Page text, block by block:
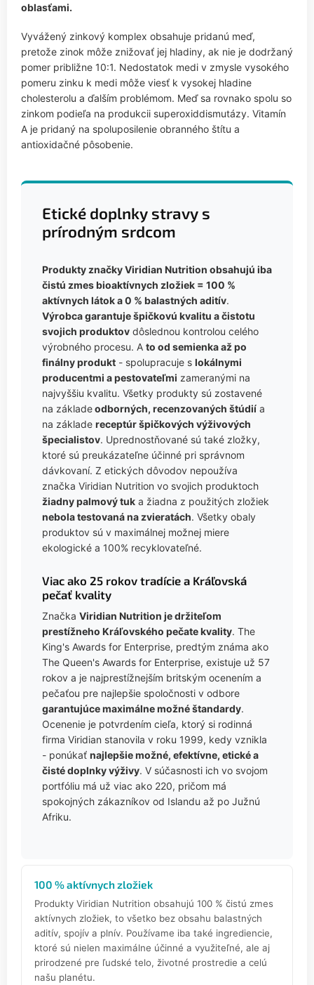
oblasťami.
Vyvážený zinkový komplex obsahuje pridanú meď,
pretože zinok môže znižovať jej hladiny, ak nie je dodržaný
pomer približne 10:1. Nedostatok medi v zmysle vysokého
pomeru zinku k medi môže viesť k vysokej hladine
cholesterolu a ďalším problémom. Meď sa rovnako spolu so
zinkom podieľa na produkcii superoxiddismutázy. Vitamín
A je pridaný na spoluposilenie obranného štítu a
antioxidačné pôsobenie.
Etické doplnky stravy s
prírodným srdcom
Produkty značky Viridian Nutrition obsahujú iba
čistú zmes bioaktívnych zložiek = 100 %
aktívnych látok a 0 % balastných aditív.
Výrobca garantuje špičkovú kvalitu a čistotu
svojich produktov dôslednou kontrolou celého
výrobného procesu. A to od semienka až po
finálny produkt - spolupracuje s lokálnymi
producentmi a pestovateľmi zameranými na
najvyššiu kvalitu. Všetky produkty sú zostavené
na základeodborných, recenzovaných štúdií a
na základe receptúr špičkových výživových
špecialistov. Uprednostňované sú také zložky,
ktoré sú preukázateľne účinné pri správnom
dávkovaní. Z etických dôvodov nepoužíva
značka Viridian Nutrition vo svojich produktoch
žiadny palmový tuk a žiadna z použitých zložiek
nebola testovaná na zvieratách. Všetky obaly
produktov sú v maximálnej možnej miere
ekologické a 100% recyklovateľné.
Viac ako 25 rokov tradície a Kráľovská
pečať kvality
Značka Viridian Nutrition je držiteľom
prestížneho Kráľovského pečate kvality. The
King's Awards for Enterprise, predtým známa ako
The Queen's Awards for Enterprise, existuje už 57
rokov a je najprestížnejším britským ocenením a
pečaťou pre najlepšie spoločnosti v odbore
garantujúce maximálne možné štandardy.
Ocenenie je potvrdením cieľa, ktorý si rodinná
firma Viridian stanovila v roku 1999, kedy vznikla
- ponúkať najlepšie možné, efektívne, etické a
čisté doplnky výživy. V súčasnosti ich vo svojom
portfóliu má už viac ako 220, pričom má
spokojných zákazníkov od Islandu až po Južnú
Afriku.
100 % aktívnych zložiek
Produkty Viridian Nutrition obsahujú 100 % čistú zmes
aktívnych zložiek, to všetko bez obsahu balastných
aditív, spojív a plnív. Používame iba také ingrediencie,
ktoré sú nielen maximálne účinné a využiteľné, ale aj
prirodzené pre ľudské telo, životné prostredie a celú
našu planétu.